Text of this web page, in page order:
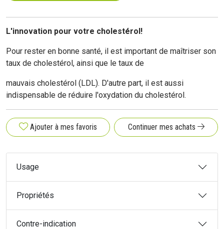
L'innovation pour votre cholestérol!
Pour rester en bonne santé, il est important de maîtriser son
taux de cholestérol, ainsi que le taux de
mauvais cholestérol (LDL). D'autre part, il est aussi
indispensable de réduire l'oxydation du cholestérol.
Ajouter à mes favoris Continuer mes achats
Usage
Propriétés
Contre-indication